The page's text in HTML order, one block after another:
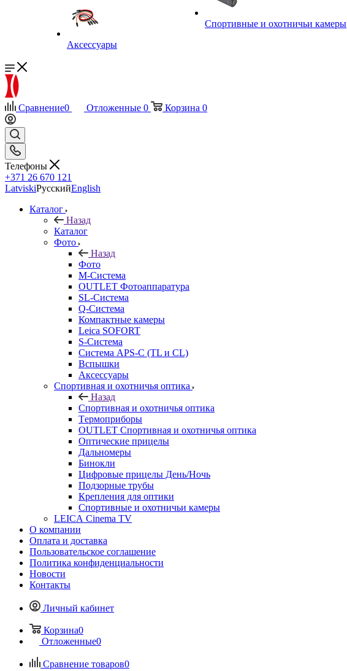
Аксессуары
Спортивные и охотничьи камеры
Сравнение0 Отложенные 0 Корзина 0
Телефоны
+371 26 670 121
LatviskiРусскийEnglish
Каталог
Назад
Каталог
Фото
Назад
Фото
M-Система
OUTLET Фотоаппаратура
SL-Система
Q-Cистема
Компактные камеры
Leica SOFORT
S-Система
Система APS-C (TL и CL)
Вспышки
Аксессуары
Спортивная и охотничья оптика
Назад
Спортивная и охотничья оптика
Tермоприборы
OUTLET Спортивная и охотничья оптика
Оптические прицелы
Дальномеры
Бинокли
Цифровые прицелы День/Ночь
Подзорные трубы
Крепления для оптики
Спортивные и охотничьи камеры
LEICA Cinema TV
О компании
Оплата и доставка
Пользовательское соглашение
Политика конфиденциальности
Новости
Контакты
Личный кабинет
Корзина0
Отложенные0
Сравнение товаров0